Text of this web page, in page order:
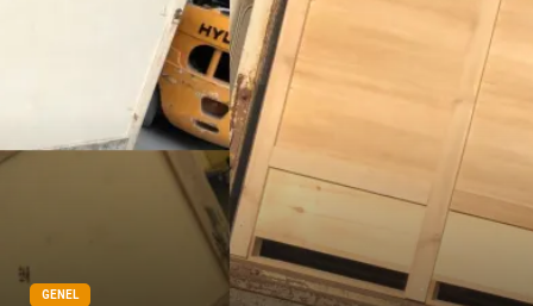
GENEL